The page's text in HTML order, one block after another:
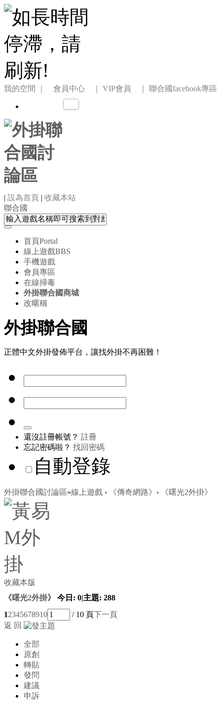
我的空間 ｜ 會員中心 ｜ VIP會員 ｜ 聯合國facebook專區
| 設為首頁 | 收藏本站
聯合國
首頁Portal
線上遊戲BBS
手機遊戲
會員專區
在線掃毒
外掛聯合國商城
改暱稱
外掛聯合國
正體中文外掛發佈平台，讓找外掛不再困難！
還沒註冊帳號？ 註冊
忘記密碼啦？ 找回密碼
自動登錄
外掛聯合國討論區»線上遊戲 › 《傳奇網路》 › 《曙光2外掛》
收藏本版
《曙光2外掛》
今日: 0|主題: 288
12345678910 / 10 頁下一頁
返 回
全部
原創
轉貼
發問
建議
申訴